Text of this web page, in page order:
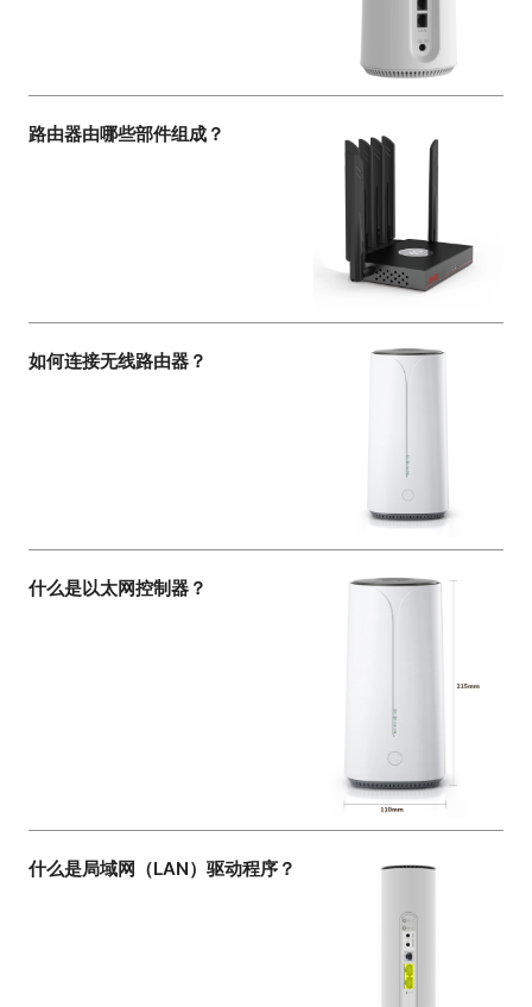
路由器由哪些部件组成？
如何连接无线路由器？
什么是以太网控制器？
什么是局域网（LAN）驱动程序？